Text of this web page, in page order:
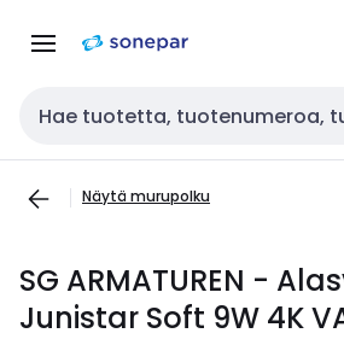
navigointiinsisältöön
Haku
Näytä murupolku
SG ARMATUREN -
Junistar Soft 9W 4K